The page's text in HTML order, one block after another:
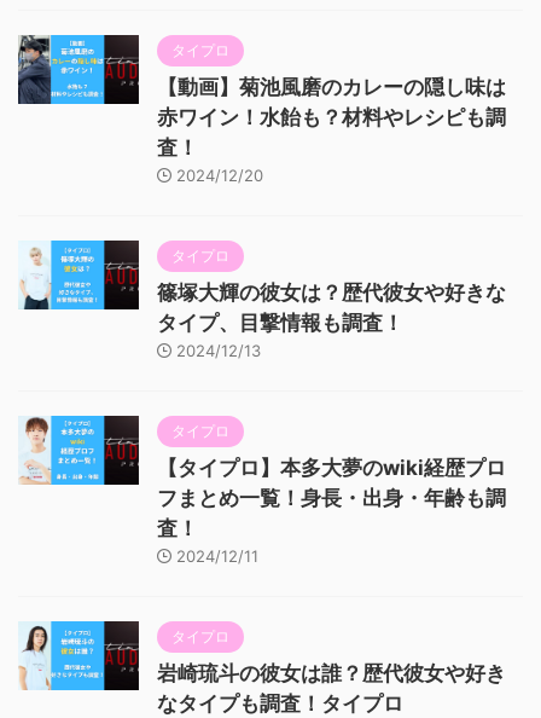
タイプロ
【動画】菊池風磨のカレーの隠し味は
赤ワイン！水飴も？材料やレシピも調
査！
2024/12/20
タイプロ
篠塚大輝の彼女は？歴代彼女や好きな
タイプ、目撃情報も調査！
2024/12/13
タイプロ
【タイプロ】本多大夢のwiki経歴プロ
フまとめ一覧！身長・出身・年齢も調
査！
2024/12/11
タイプロ
岩崎琉斗の彼女は誰？歴代彼女や好き
なタイプも調査！タイプロ